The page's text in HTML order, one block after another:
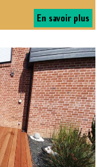
En savoir plus